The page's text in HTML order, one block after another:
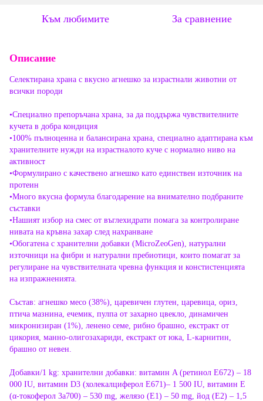
Към любимите За сравнение
Описание
Селектирана храна с вкусно агнешко за израстнали животни от
всички породи
•Специално препоръчана храна, за да поддържа чувствителните
кучета в добра кондиция
•100% пълноценна и балансирана храна, специално адаптирана към
хранителните нужди на израстналото куче с нормално ниво на
активност
•Формулирано с качествено агнешко като единствен източник на
протеин
•Много вкусна формула благодарение на внимателно подбраните
съставки
•Нашият избор на смес от въглехидрати помага за контролиране
нивата на кръвна захар след нахранване
•Обогатена с хранителни добавки (MicroZeoGen), натурални
източници на фибри и натурални пребиотици, които помагат за
регулиране на чувствителната чревна функция и констистенцията
на изпражненията.
Състав: агнешко месо (38%), царевичен глутен, царевица, ориз,
птича мазнина, ечемик, пулпа от захарно цвекло, динамичен
микронизиран (1%), ленено семе, рибно брашно, екстракт от
цикория, манно-олигозахариди, екстракт от юка, L-карнитин,
брашно от невен.
Добавки/1 kg: хранителни добавки: витамин A (ретинол E672) – 18
000 IU, витамин D3 (холекалциферол E671)– 1 500 IU, витамин E
(α-токоферол 3a700) – 530 mg, желязо (E1) – 50 mg, йод (E2) – 1,5